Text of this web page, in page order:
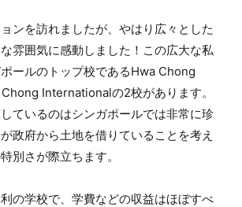
ンを訪れましたが、やはり広々とした
雰囲気に感動しました！この広大な私
ールのトップ校であるHwa Chong
Internationalの2校があります。
ているのはシンガポールでは非常に珍
政府から土地を借りていることを考え
別さが際立ちます。
の学校で、学費などの収益はほぼすべ